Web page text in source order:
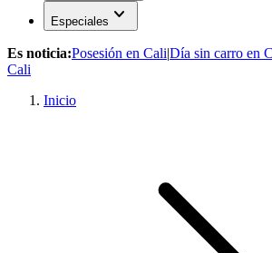
Especiales expand_more
Es noticia:Posesión en Cali|Día sin carro en
Cali
Inicio